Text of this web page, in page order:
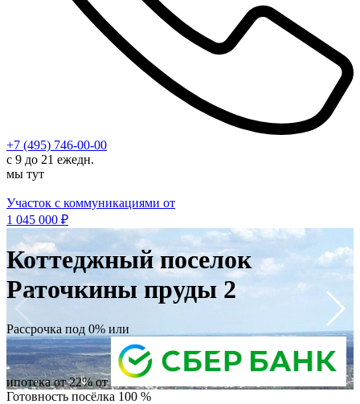
+7 (495) 746-00-00
с 9 до 21 ежедн.
мы тут
Участок с коммуникациями от
1 045 000 ₽
Коттеджный поселок
Раточкины пруды 2
Рассрочка под 0% или
ипотека от 22% от
Готовность посёлка 100 %